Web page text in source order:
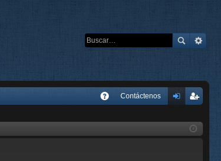
Contáctenos
ist